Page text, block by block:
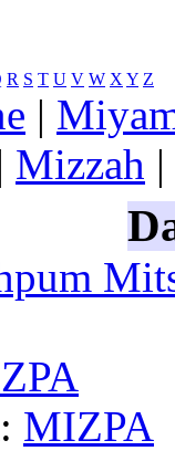
R S T U V W X Y Z
|
| Mizzah |
MIZPA